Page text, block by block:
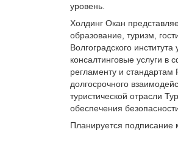
уровень.
Холдинг Окан
образование, туризм,
Волгоградского
консалтинговые услуги в
регламенту и стандартам
долгосрочного
туристической отрасли
обеспечения
Планируется